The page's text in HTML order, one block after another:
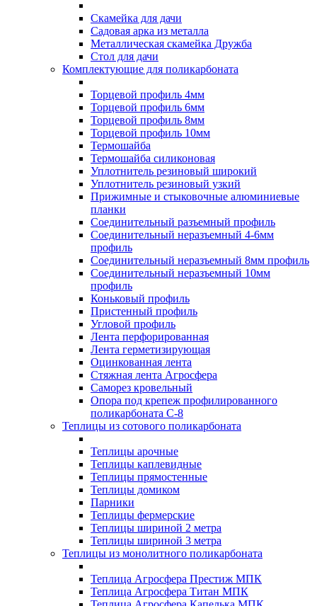
Скамейка для дачи
Садовая арка из металла
Металлическая скамейка Дружба
Стол для дачи
Комплектующие для поликарбоната
Торцевой профиль 4мм
Торцевой профиль 6мм
Торцевой профиль 8мм
Торцевой профиль 10мм
Термошайба
Термошайба силиконовая
Уплотнитель резиновый широкий
Уплотнитель резиновый узкий
Прижимные и стыковочные алюминиевые
планки
Соединительный разъемный профиль
Соединительный неразъемный 4-6мм
профиль
Соединительный неразъемный 8мм профиль
Соединительный неразъемный 10мм
профиль
Коньковый профиль
Пристенный профиль
Угловой профиль
Лента перфорированная
Лента герметизирующая
Оцинкованная лента
Стяжная лента Агросфера
Саморез кровельный
Опора под крепеж профилированного
поликарбоната С-8
Теплицы из сотового поликарбоната
Теплицы арочные
Теплицы каплевидные
Теплицы прямостенные
Теплицы домиком
Парники
Теплицы фермерские
Теплицы шириной 2 метра
Теплицы шириной 3 метра
Теплицы из монолитного поликарбоната
Теплица Агросфера Престиж МПК
Теплица Агросфера Титан МПК